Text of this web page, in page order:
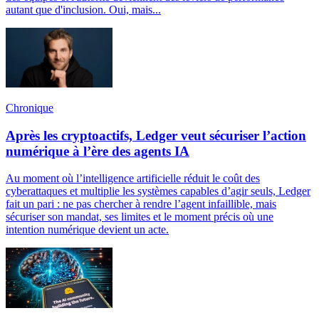
autant que d'inclusion. Oui, mais...
Chronique
Après les cryptoactifs, Ledger veut sécuriser l’action
numérique à l’ère des agents IA
Au moment où l’intelligence artificielle réduit le coût des
cyberattaques et multiplie les systèmes capables d’agir seuls, Ledger
fait un pari : ne pas chercher à rendre l’agent infaillible, mais
sécuriser son mandat, ses limites et le moment précis où une
intention numérique devient un acte.